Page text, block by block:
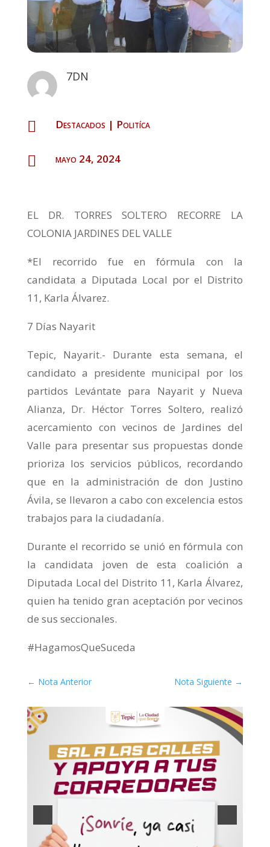
7DN
 Destacados | Politíca
 mayo 24, 2024
EL DR. TORRES SOLTERO RECORRE LA
COLONIA JARDINES DEL VALLE
*El recorrido fue en fórmula con la
candidata a Diputada Local por el Distrito
11, Karla Álvarez.
7 Días Nayarit
Tepic, Nayarit.- Durante esta semana, el
candidato a presidente municipal por los
partidos Levántate para Nayarit y Nueva
Alianza, Dr. Héctor Torres Soltero, realizó
acercamiento con vecinos de Jardines del
Valle para presentar sus propuestas donde
prioriza los servicios públicos, recordando
que en la administración de don Justino
Ávila, se llevaron a cabo con excelencia estos
trabajos para la ciudadanía.
Durante el recorrido se unió en fórmula con
la candidata joven de esta coalición a
Diputada Local del Distrito 11, Karla Álvarez,
quien ha tenido gran aceptación por vecinos
de sus seccionales.
#HagamosQueSuceda
← Nota Anterior Nota Siguiente →